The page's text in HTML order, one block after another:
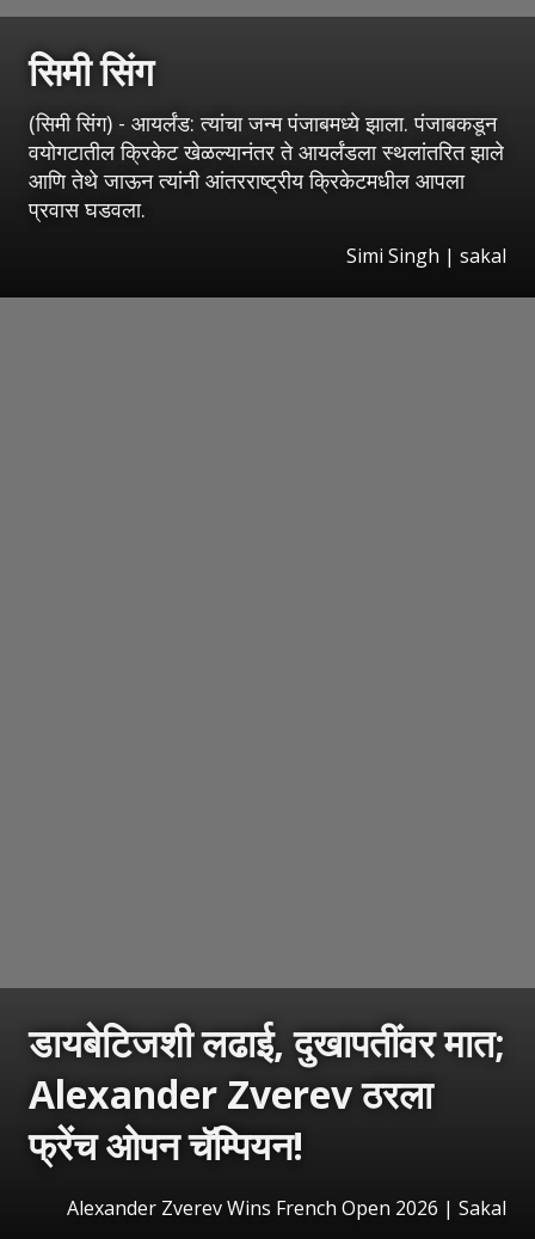
सिमी सिंग
(सिमी सिंग) - आयर्लंड: त्यांचा जन्म पंजाबमध्ये झाला. पंजाबकडून
वयोगटातील क्रिकेट खेळल्यानंतर ते आयर्लंडला स्थलांतरित झाले
आणि तेथे जाऊन त्यांनी आंतरराष्ट्रीय क्रिकेटमधील आपला
प्रवास घडवला.
Simi Singh | sakal
डायबेटिजशी लढाई, दुखापतींवर मात;
Alexander Zverev ठरला
फ्रेंच ओपन चॅम्पियन!
Alexander Zverev Wins French Open 2026 | Sakal